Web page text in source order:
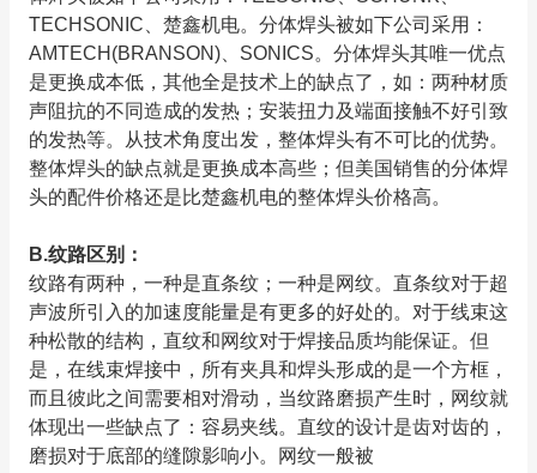
TECHSONIC、楚鑫机电。分体焊头被如下公司采用：
AMTECH(BRANSON)、SONICS。分体焊头其唯一优点
是更换成本低，其他全是技术上的缺点了，如：两种材质
声阻抗的不同造成的发热；安装扭力及端面接触不好引致
的发热等。从技术角度出发，整体焊头有不可比的优势。
整体焊头的缺点就是更换成本高些；但美国销售的分体焊
头的配件价格还是比楚鑫机电的整体焊头价格高。
B.纹路区别：
纹路有两种，一种是直条纹；一种是网纹。直条纹对于超
声波所引入的加速度能量是有更多的好处的。对于线束这
种松散的结构，直纹和网纹对于焊接品质均能保证。但
是，在线束焊接中，所有夹具和焊头形成的是一个方框，
而且彼此之间需要相对滑动，当纹路磨损产生时，网纹就
体现出一些缺点了：容易夹线。直纹的设计是齿对齿的，
磨损对于底部的缝隙影响小。网纹一般被